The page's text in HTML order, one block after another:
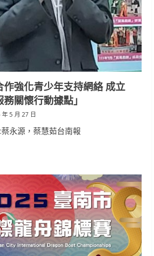
作強化青少年支持網絡 成立
務關懷行動據點」
5 月 27 日
蔡永源，蔡慧茹台南報